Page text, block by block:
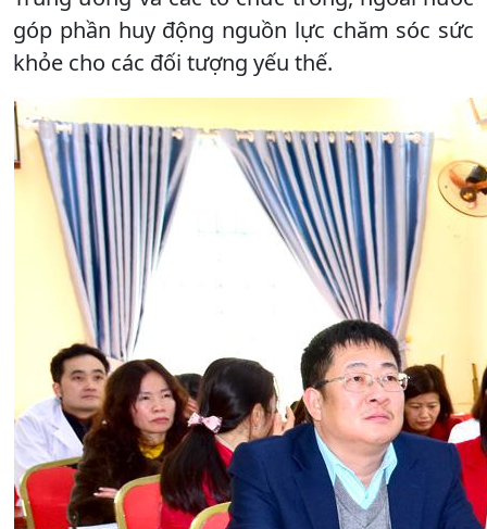
góp phần huy động nguồn lực chăm sóc sức
khỏe cho các đối tượng yếu thế.